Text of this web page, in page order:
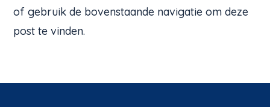
of gebruik de bovenstaande navigatie om deze
post te vinden.